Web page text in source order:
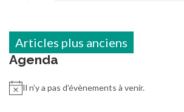
Navigation
des
articles
Articles plus anciens
Agenda
Il n’y a pas d’évènements à venir.